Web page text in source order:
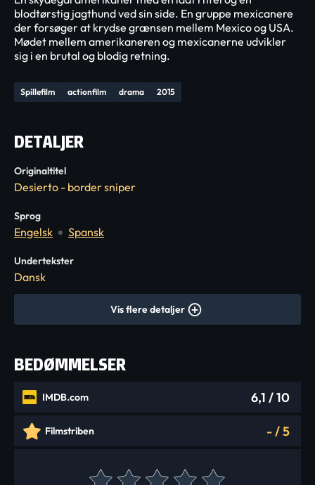
Spillefilm actionfilm drama 2015
blodtørstig jagthund ved sin side. En gruppe mexicanere
der forsøger at krydse grænsen mellem Mexico og USA.
Mødet mellem amerikaneren og mexicanerne udvikler
sig i en brutal og blodig retning.
DETALJER
Originaltitel
Desierto - border sniper
Sprog
Engelsk Spansk
Undertekster
Dansk
Vis flere detaljer
BEDØMMELSER
IMDB.com 6,1 / 10
Filmstriben -/5